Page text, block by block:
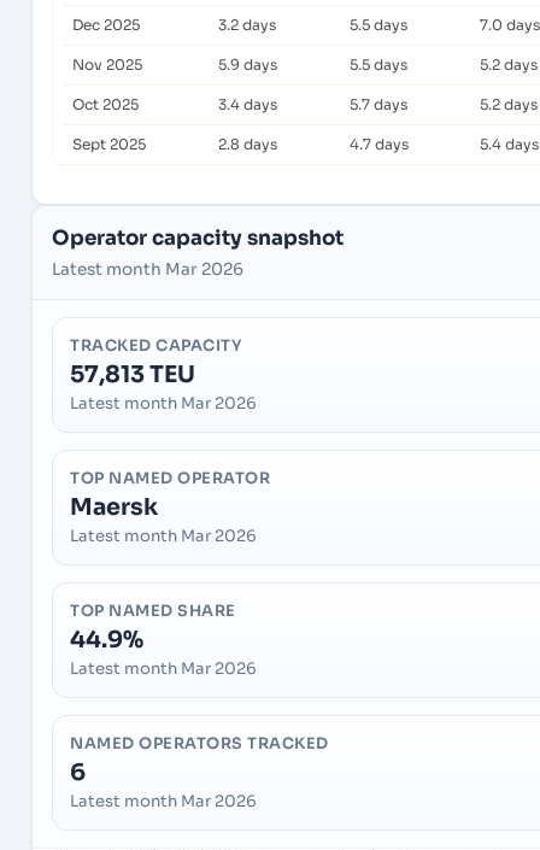
Dec 2025 3.2 days 5.5 days 7.0 days
Nov 2025 5.9 days 5.5 days 5.2 days
Oct 2025 3.4 days 5.7 days 5.2 days
Sept 2025 2.8 days 4.7 days 5.4 days
Operator capacity snapshot
Latest month Mar 2026
TRACKED CAPACITY
57,813 TEU
Latest month Mar 2026
TOP NAMED OPERATOR
Maersk
Latest month Mar 2026
TOP NAMED SHARE
44.9%
Latest month Mar 2026
NAMED OPERATORS TRACKED
6
Latest month Mar 2026